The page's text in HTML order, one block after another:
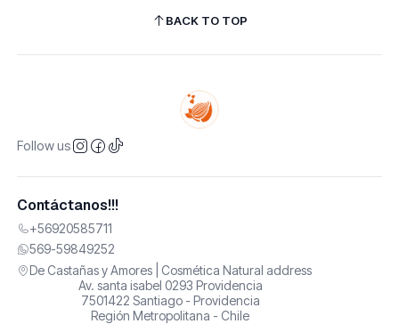
BACK TO TOP
Follow us
Contáctanos!!!
+56920585711
569-59849252
De Castañas y Amores | Cosmética Natural address
Av. santa isabel 0293 Providencia
7501422 Santiago - Providencia
Región Metropolitana - Chile